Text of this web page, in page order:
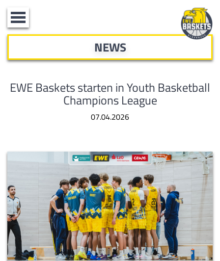
Toggle
navigation
NEWS
EWE Baskets starten in Youth Basketball
Champions League
07.04.2026